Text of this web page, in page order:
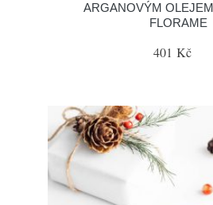
ARGANOVÝM
FLORAME
401 Kč